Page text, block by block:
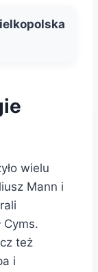
wielu
Mann i
Cyms.
też
i